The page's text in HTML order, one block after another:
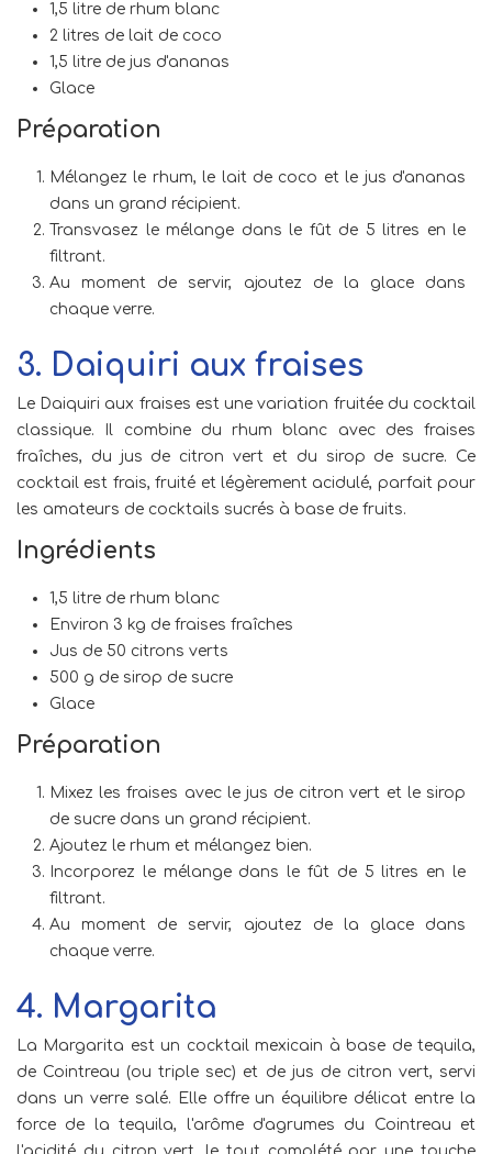
1,5 litre de rhum blanc
2 litres de lait de coco
1,5 litre de jus d'ananas
Glace
Préparation
Mélangez le rhum, le lait de coco et le jus d'ananas
dans un grand récipient.
Transvasez le mélange dans le fût de 5 litres en le
filtrant.
Au moment de servir, ajoutez de la glace dans
chaque verre.
3. Daiquiri aux fraises
Le Daiquiri aux fraises est une variation fruitée du cocktail
classique. Il combine du rhum blanc avec des fraises
fraîches, du jus de citron vert et du sirop de sucre. Ce
cocktail est frais, fruité et légèrement acidulé, parfait pour
les amateurs de cocktails sucrés à base de fruits.
Ingrédients
1,5 litre de rhum blanc
Environ 3 kg de fraises fraîches
Jus de 50 citrons verts
500 g de sirop de sucre
Glace
Préparation
Mixez les fraises avec le jus de citron vert et le sirop
de sucre dans un grand récipient.
Ajoutez le rhum et mélangez bien.
Incorporez le mélange dans le fût de 5 litres en le
filtrant.
Au moment de servir, ajoutez de la glace dans
chaque verre.
4. Margarita
La Margarita est un cocktail mexicain à base de tequila,
de Cointreau (ou triple sec) et de jus de citron vert, servi
dans un verre salé. Elle offre un équilibre délicat entre la
force de la tequila, l'arôme d'agrumes du Cointreau et